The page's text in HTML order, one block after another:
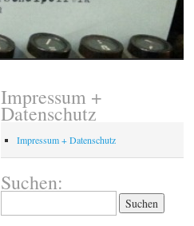
Impressum +
Datenschutz
Impressum + Datenschutz
Suchen:
nach: